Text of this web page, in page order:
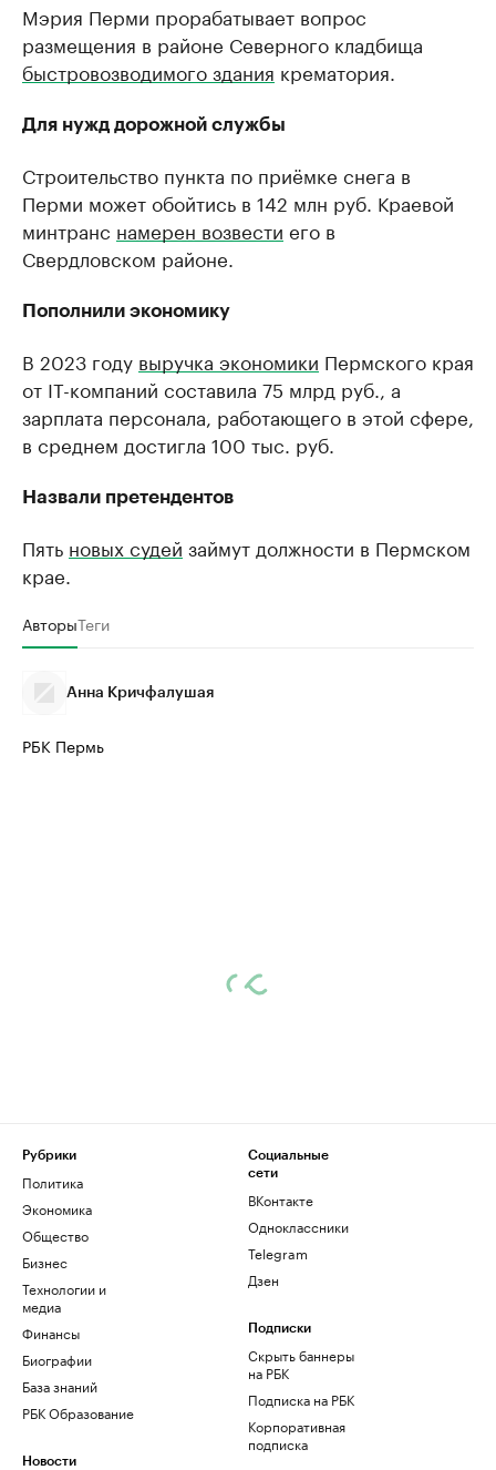
Мэрия Перми прорабатывает вопрос
размещения в районе Северного кладбища
быстровозводимого здания крематория.
Для нужд дорожной службы
Строительство пункта по приёмке снега в
Перми может обойтись в 142 млн руб. Краевой
минтранс намерен возвести его в
Свердловском районе.
Пополнили экономику
В 2023 году выручка экономики Пермского края
от IT-компаний составила 75 млрд руб., а
зарплата персонала, работающего в этой сфере,
в среднем достигла 100 тыс. руб.
Назвали претендентов
Пять новых судей займут должности в Пермском
крае.
АвторыТеги
Анна Кричфалушая
РБК Пермь
Рубрики
Политика
Экономика
Общество
Бизнес
Технологии и
медиа
Финансы
Биографии
База знаний
РБК Образование
Новости
Социальные
сети
ВКонтакте
Одноклассники
Telegram
Дзен
Подписки
Скрыть баннеры
на РБК
Подписка на РБК
Корпоративная
подписка